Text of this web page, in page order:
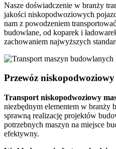
Nasze doświadczenie w branży
jakości niskopodwoziowych
nam z powodzeniem
budowlane, od koparek i
zachowaniem najwyższych
Przewóz
Transport niskopodwoziowy
niezbędnym elementem w branży
sprawną realizację projektów
potrzebnych maszyn na miejsce
efektywny.